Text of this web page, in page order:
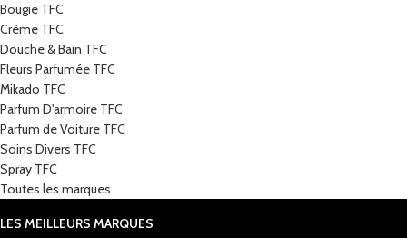
Bougie TFC
Crème TFC
Douche & Bain TFC
Fleurs Parfumée TFC
Mikado TFC
Parfum D'armoire TFC
Parfum de Voiture TFC
Soins Divers TFC
Spray TFC
Toutes les marques
LES MEILLEURS MARQUES